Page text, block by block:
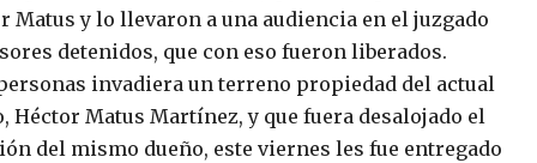
y lo llevaron a una audiencia en el juzgado
detenidos, que con eso fueron liberados.
invadiera un terreno propiedad del actual
Matus Martínez, y que fuera desalojado el
del mismo dueño, este viernes les fue entregado